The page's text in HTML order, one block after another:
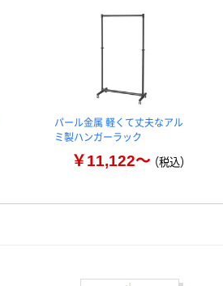
パール金属 軽くて丈夫なアル
ミ製ハンガーラック
￥11,122～（税込）